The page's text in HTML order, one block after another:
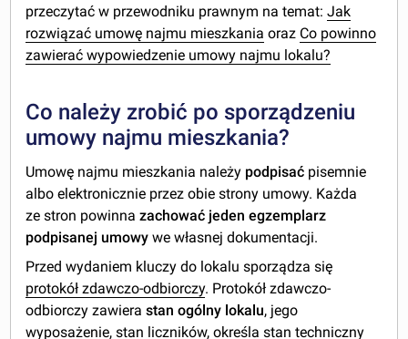
przeczytać w przewodniku prawnym na temat:Jak
rozwiązać umowę najmu mieszkania oraz Co powinno
zawierać wypowiedzenie umowy najmu lokalu?
Co należy zrobić po sporządzeniu
umowy najmu mieszkania?
Umowę najmu mieszkania należy podpisać pisemnie
albo elektronicznie przez obie strony umowy. Każda
ze stron powinnazachować jeden egzemplarz
podpisanej umowy we własnej dokumentacji.
Przed wydaniem kluczy do lokalu sporządza się
protokół zdawczo-odbiorczy. Protokół zdawczo-
odbiorczy zawierastan ogólny lokalu, jego
wyposażenie, stan liczników, określa stan techniczny